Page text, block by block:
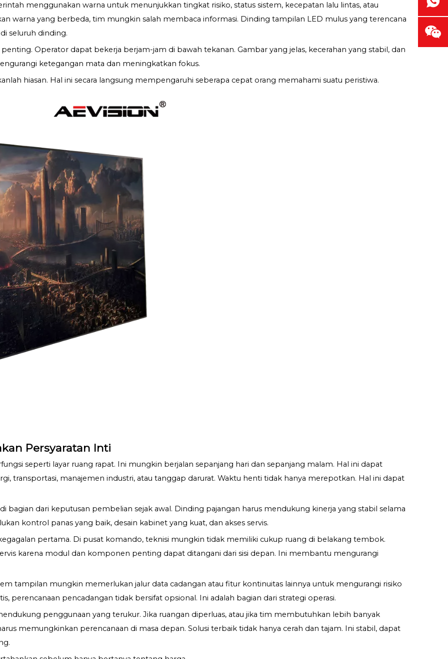
menggunakan warna untuk menunjukkan tingkat risiko, status sistem, kecepatan lalu lintas, atau
warna yang berbeda, tim mungkin salah membaca informasi. Dinding tampilan LED mulus yang terencana
seluruh dinding.
Operator dapat bekerja berjam-jam di bawah tekanan. Gambar yang jelas, kecerahan yang stabil, dan
ketegangan mata dan meningkatkan fokus.
hiasan. Hal ini secara langsung mempengaruhi seberapa cepat orang memahami suatu peristiwa.
Persyaratan Inti
seperti layar ruang rapat. Ini mungkin berjalan sepanjang hari dan sepanjang malam. Hal ini dapat
transportasi, manajemen industri, atau tanggap darurat. Waktu henti tidak hanya merepotkan. Hal ini dapat
bagian dari keputusan pembelian sejak awal. Dinding pajangan harus mendukung kinerja yang stabil selama
kontrol panas yang baik, desain kabinet yang kuat, dan akses servis.
pertama. Di pusat komando, teknisi mungkin tidak memiliki cukup ruang di belakang tembok.
karena modul dan komponen penting dapat ditangani dari sisi depan. Ini membantu mengurangi
tampilan mungkin memerlukan jalur data cadangan atau fitur kontinuitas lainnya untuk mengurangi risiko
perencanaan pencadangan tidak bersifat opsional. Ini adalah bagian dari strategi operasi.
penggunaan yang terukur. Jika ruangan diperluas, atau jika tim membutuhkan lebih banyak
memungkinkan perencanaan di masa depan. Solusi terbaik tidak hanya cerah dan tajam. Ini stabil, dapat